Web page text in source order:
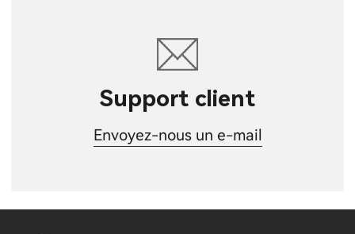
Support client
Envoyez-nous un e-mail